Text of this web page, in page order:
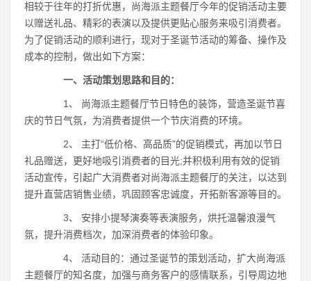
相较于往年的打折优惠，尚海派主题餐厅今年的促销活动主要
以赠送礼品、精彩的表演以及提供更贴心服务来吸引消费者。
为了促销活动的顺利进行，现对于圣诞节活动的筹备、操作及
成本的控制，做出如下方案：
一、活动策划思路和目的：
1、 尚海派主题餐厅节日特色的装饰，营造圣诞节喜
庆的节日气氛，为消费者提供一个节庆消费的环境。
2、 主打“低价格、高品质”的促销模式，再加以节日
礼品赠送，更好地吸引消费者的目光;并积极利用有效的促销
活动宣传，引起广大消费者对尚海派主题餐厅的关注，以达到
提升直营店销售业绩，巩固顾客忠诚度，开拓新客源等目的。
3、 安排小提琴演奏等表演服务，烘托温馨浪漫气
氛，提升消费档次，加深消费者的体验印象。
4、 活动目的：通过圣诞节的策划活动，扩大尚海派
主题餐厅的知名度，加强与商务客户的感情联系，引导周边地